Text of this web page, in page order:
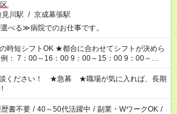
見川駅 / 京成幕張駅
べる≫病院でのお仕事です。
★都合に合わせてシフトが決めら
： 7：00～16：00 9：00～15：00 9：00～
※Wワークの場合、他のお仕事と
超の就業はご案内できません ※法令に基づき、
務は社会保険への加入対象となります ※労働者
派遣の原則禁止）により、短時間・短期間の就
しい場合があります
談ください！ ★急募 ★職場が気に入れば、長期
歴書不要 / 40～50代活躍中 / 副業・WワークOK /